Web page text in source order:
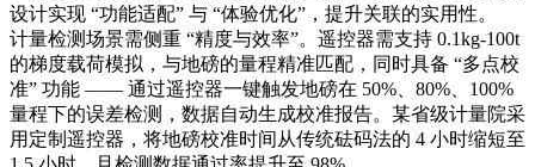
设计实现 “功能适配” 与 “体验优化”，提升关联的实用性。​
计量检测场景需侧重 “精度与效率”。遥控器需支持 0.1kg-100t
的梯度载荷模拟，与地磅的量程精准匹配，同时具备 “多点校
准” 功能 —— 通过遥控器一键触发地磅在 50%、80%、100%
量程下的误差检测，数据自动生成校准报告。某省级计量院采
用定制遥控器，将地磅校准时间从传统砝码法的 4 小时缩短至